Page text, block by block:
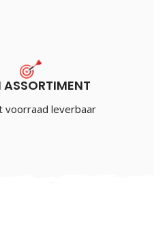
ASSORTIMENT
voorraad leverbaar